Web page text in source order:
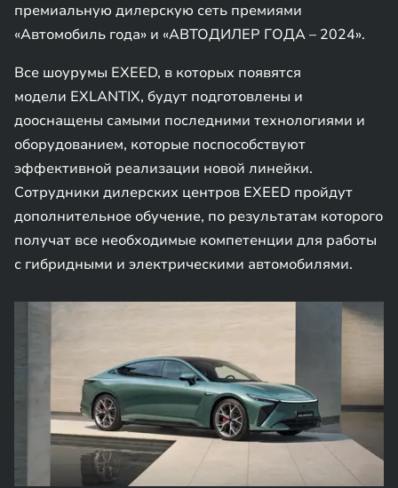
премиальную дилерскую сеть премиями
«Автомобиль года» и «АВТОДИЛЕР ГОДА – 2024».
Все шоурумы EXEED, в которых появятся
модели EXLANTIX, будут подготовлены и
дооснащены самыми последними технологиями и
оборудованием, которые поспособствуют
эффективной реализации новой линейки.
Сотрудники дилерских центров EXEED пройдут
дополнительное обучение, по результатам которого
получат все необходимые компетенции для работы
с гибридными и электрическими автомобилями.